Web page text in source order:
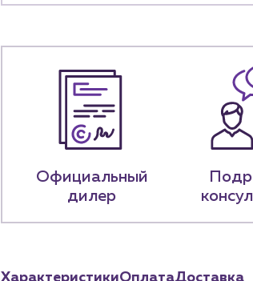
Официальный
дилер
ХарактеристикиОплатаДоставка